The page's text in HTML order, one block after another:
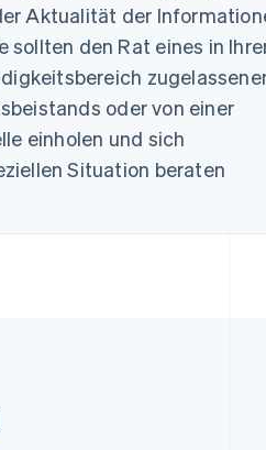
Aktualität der
sollten den Rat eines in
oder von einer
einholen und sich
Situation beraten